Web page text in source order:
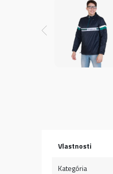
Vlastnosti
Kategória